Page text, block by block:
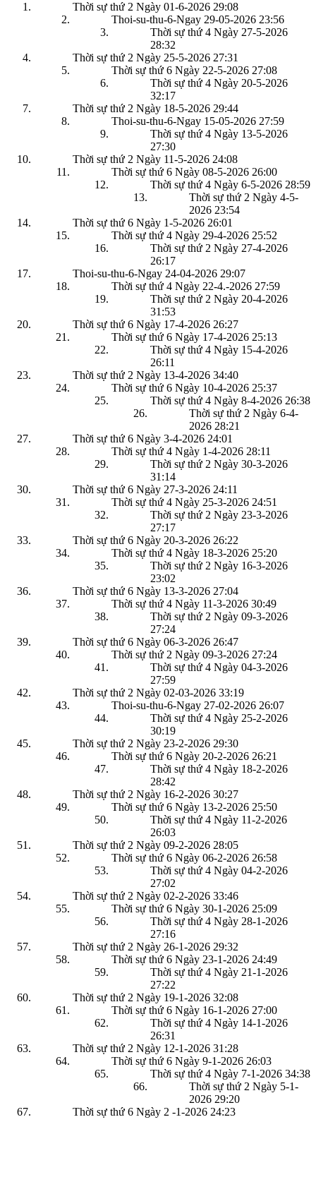
Thời sự thứ 2 Ngày 01-6-2026 29:08
Thoi-su-thu-6-Ngay 29-05-2026 23:56
Thời sự thứ 4 Ngày 27-5-2026
28:32
Thời sự thứ 2 Ngày 25-5-2026 27:31
Thời sự thứ 6 Ngày 22-5-2026 27:08
Thời sự thứ 4 Ngày 20-5-2026
32:17
Thời sự thứ 2 Ngày 18-5-2026 29:44
Thoi-su-thu-6-Ngay 15-05-2026 27:59
Thời sự thứ 4 Ngày 13-5-2026
27:30
Thời sự thứ 2 Ngày 11-5-2026 24:08
Thời sự thứ 6 Ngày 08-5-2026 26:00
Thời sự thứ 4 Ngày 6-5-2026 28:59
Thời sự thứ 2 Ngày 4-5-
2026 23:54
Thời sự thứ 6 Ngày 1-5-2026 26:01
Thời sự thứ 4 Ngày 29-4-2026 25:52
Thời sự thứ 2 Ngày 27-4-2026
26:17
Thoi-su-thu-6-Ngay 24-04-2026 29:07
Thời sự thứ 4 Ngày 22-4.-2026 27:59
Thời sự thứ 2 Ngày 20-4-2026
31:53
Thời sự thứ 6 Ngày 17-4-2026 26:27
Thời sự thứ 6 Ngày 17-4-2026 25:13
Thời sự thứ 4 Ngày 15-4-2026
26:11
Thời sự thứ 2 Ngày 13-4-2026 34:40
Thời sự thứ 6 Ngày 10-4-2026 25:37
Thời sự thứ 4 Ngày 8-4-2026 26:38
Thời sự thứ 2 Ngày 6-4-
2026 28:21
Thời sự thứ 6 Ngày 3-4-2026 24:01
Thời sự thứ 4 Ngày 1-4-2026 28:11
Thời sự thứ 2 Ngày 30-3-2026
31:14
Thời sự thứ 6 Ngày 27-3-2026 24:11
Thời sự thứ 4 Ngày 25-3-2026 24:51
Thời sự thứ 2 Ngày 23-3-2026
27:17
Thời sự thứ 6 Ngày 20-3-2026 26:22
Thời sự thứ 4 Ngày 18-3-2026 25:20
Thời sự thứ 2 Ngày 16-3-2026
23:02
Thời sự thứ 6 Ngày 13-3-2026 27:04
Thời sự thứ 4 Ngày 11-3-2026 30:49
Thời sự thứ 2 Ngày 09-3-2026
27:24
Thời sự thứ 6 Ngày 06-3-2026 26:47
Thời sự thứ 2 Ngày 09-3-2026 27:24
Thời sự thứ 4 Ngày 04-3-2026
27:59
Thời sự thứ 2 Ngày 02-03-2026 33:19
Thoi-su-thu-6-Ngay 27-02-2026 26:07
Thời sự thứ 4 Ngày 25-2-2026
30:19
Thời sự thứ 2 Ngày 23-2-2026 29:30
Thời sự thứ 6 Ngày 20-2-2026 26:21
Thời sự thứ 4 Ngày 18-2-2026
28:42
Thời sự thứ 2 Ngày 16-2-2026 30:27
Thời sự thứ 6 Ngày 13-2-2026 25:50
Thời sự thứ 4 Ngày 11-2-2026
26:03
Thời sự thứ 2 Ngày 09-2-2026 28:05
Thời sự thứ 6 Ngày 06-2-2026 26:58
Thời sự thứ 4 Ngày 04-2-2026
27:02
Thời sự thứ 2 Ngày 02-2-2026 33:46
Thời sự thứ 6 Ngày 30-1-2026 25:09
Thời sự thứ 4 Ngày 28-1-2026
27:16
Thời sự thứ 2 Ngày 26-1-2026 29:32
Thời sự thứ 6 Ngày 23-1-2026 24:49
Thời sự thứ 4 Ngày 21-1-2026
27:22
Thời sự thứ 2 Ngày 19-1-2026 32:08
Thời sự thứ 6 Ngày 16-1-2026 27:00
Thời sự thứ 4 Ngày 14-1-2026
26:31
Thời sự thứ 2 Ngày 12-1-2026 31:28
Thời sự thứ 6 Ngày 9-1-2026 26:03
Thời sự thứ 4 Ngày 7-1-2026 34:38
Thời sự thứ 2 Ngày 5-1-
2026 29:20
Thời sự thứ 6 Ngày 2 -1-2026 24:23